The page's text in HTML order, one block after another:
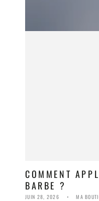
COMMENT
BARBE ?
JUIN 28, 2026 MA